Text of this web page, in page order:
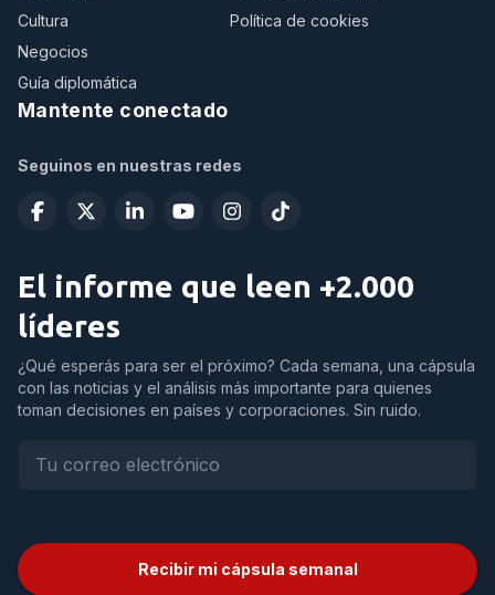
Cultura
Negocios
Guía diplomática
Política de cookies
Mantente conectado
Seguinos en nuestras redes
El informe que leen +2.000
líderes
¿Qué esperás para ser el próximo? Cada semana, una cápsula
con las noticias y el análisis más importante para quienes
toman decisiones en países y corporaciones. Sin ruido.
Recibir mi cápsula semanal